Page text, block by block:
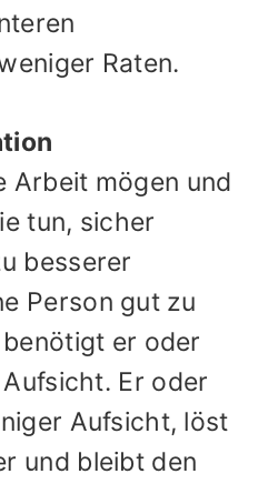
Raten.
Arbeit mögen und
tun, sicher
besserer
Person gut zu
er oder
Er oder
Aufsicht, löst
und bleibt den